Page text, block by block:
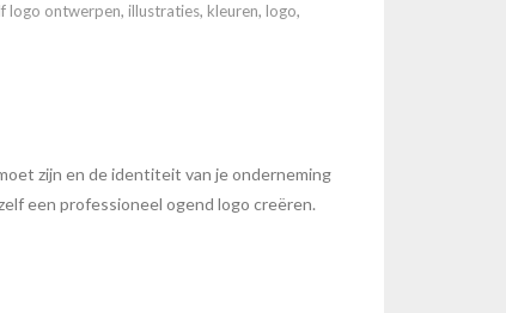
logo ontwerpen, illustraties, kleuren, logo,
zijn en de identiteit van je onderneming
een professioneel ogend logo creëren.